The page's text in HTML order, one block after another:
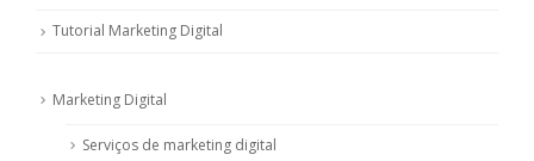
Tutorial Marketing Digital
Marketing Digital
Serviços de marketing digital